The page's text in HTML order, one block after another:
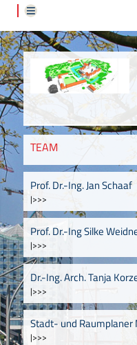
TEAM
Prof. Dr.-Ing. Jan Schaaf
|>>>
Prof. Dr.-Ing Silke
|>>>
Dr.-Ing. Arch. Tanja
|>>>
Stadt- und Raumplaner
|>>>